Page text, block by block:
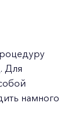
Для
намного